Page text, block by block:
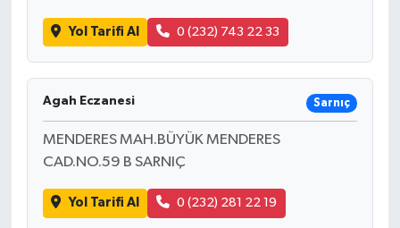
Yol Tarifi Al 0 (232) 743 22 33
Agah Eczanesi Sarnıç
MENDERES MAH.BÜYÜK MENDERES
CAD.NO.59 B SARNIÇ
Yol Tarifi Al 0 (232) 281 22 19